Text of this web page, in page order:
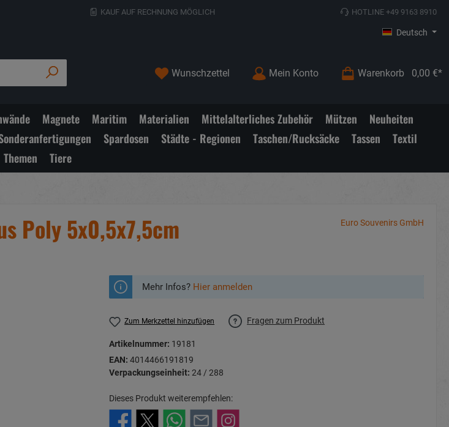
KAUF AUF RECHNUNG MÖGLICH HOTLINE +49 9163 8910
Deutsch
Wunschzettel Mein Konto Warenkorb 0,00 €*
Magnete Maritim Materialien Mittelalterliches Zubehör Mützen
Neuheiten
Spardosen Städte - Regionen Taschen/Rucksäcke Tassen
Textil
Themen
Tiere
Poly 5x0,5x7,5cm Euro Souvenirs GmbH
Mehr Infos? Hier anmelden
Zum Merkzettel hinzufügen Fragen zum Produkt
Artikelnummer: 19181
EAN: 4014466191819
Verpackungseinheit: 24 / 288
Dieses Produkt weiterempfehlen: